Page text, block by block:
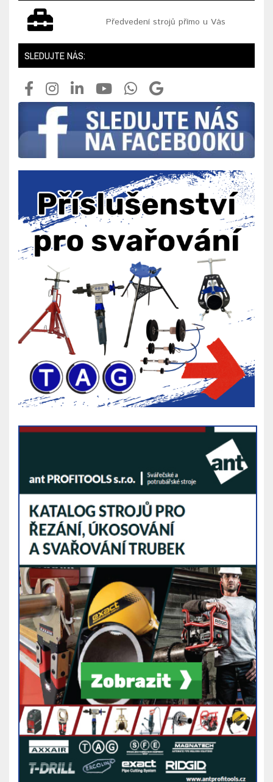
Předvedení strojů přímo u Vás
SLEDUJTE NÁS: